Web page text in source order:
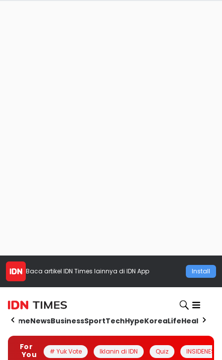
Baca artikel IDN Times lainnya di IDN App Install
HomeNewsBusinessSportTechHypeKoreaLifeHealth
For
You
# Yuk Vote Iklanin di IDN Quiz INSIDENESIA